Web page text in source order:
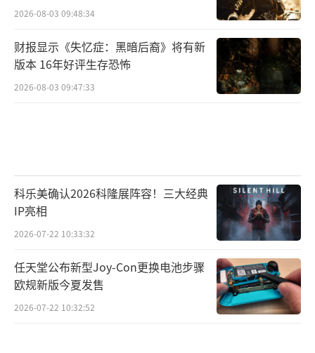
2026-08-03 09:48:34
财报显示《失忆症：黑暗后裔》将有新
版本 16年好评生存恐怖
2026-08-03 09:47:33
科乐美确认2026科隆展阵容！三大经典
IP亮相
2026-07-22 10:33:32
任天堂公布新型Joy-Con更换电池步骤
欧规新版今夏发售
2026-07-22 10:32:52